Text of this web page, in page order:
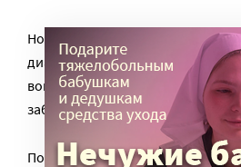
Но есть и другие проблемы.
диабет 1 типа, при котором
вопросы по муковисцидозу, по
заболеваниям.
Поэтому классификации не